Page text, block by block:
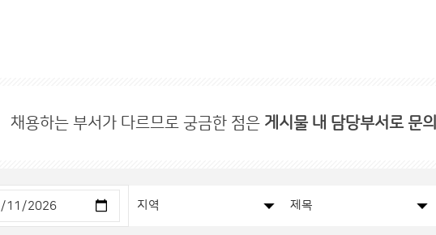
채용하는 부서가 다르므로 궁금한 점은 게시물 내 담당부서로 문의